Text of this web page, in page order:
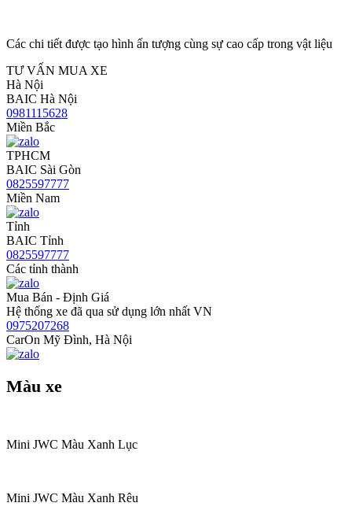
Các chi tiết được tạo hình ấn tượng cùng sự cao cấp trong vật liệu
TƯ VẤN MUA XE
Hà Nội
BAIC Hà Nội
0981115628
Miền Bắc
TPHCM
BAIC Sài Gòn
0825597777
Miền Nam
Tỉnh
BAIC Tỉnh
0825597777
Các tỉnh thành
Mua Bán - Định Giá
Hệ thống xe đã qua sử dụng lớn nhất VN
0975207268
CarOn Mỹ Đình, Hà Nội
Màu xe
Mini JWC Màu Xanh Lục
Mini JWC Màu Xanh Rêu